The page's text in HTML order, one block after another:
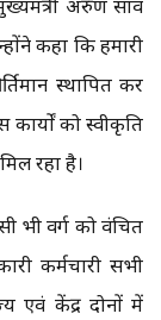
अरुण साव
कहा कि हमारी
स्थापित कर
कार्यों को स्वीकृति
रहा है।
भी वर्ग को वंचित
कर्मचारी सभी
एवं केंद्र दोनों में